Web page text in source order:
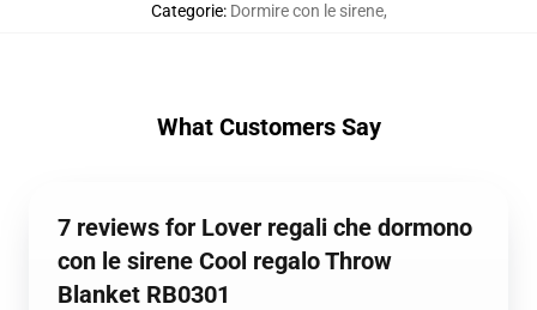
Categorie: Dormire con le sirene,
What Customers Say
7 reviews for Lover regali che dormono
con le sirene Cool regalo Throw
Blanket RB0301